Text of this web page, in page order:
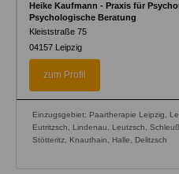
Heike Kaufmann - Praxis für
Psychologische Beratung
Kleiststraße 75
04157
Leipzig
zum Profil
Einzugsgebiet: Paartherapie Leipzig,
Eutritzsch, Lindenau, Leutzsch,
Stötteritz, Knauthain, Halle, Delitzsch